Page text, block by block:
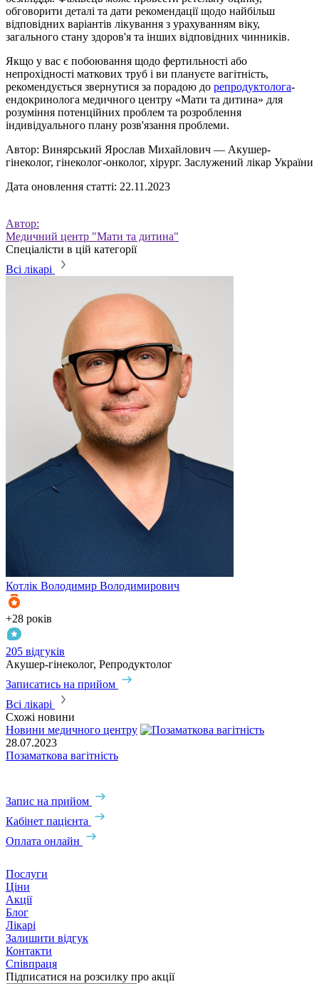
обговорити деталі та дати рекомендації щодо найбільш
відповідних варіантів лікування з урахуванням віку,
загального стану здоров'я та інших відповідних чинників.
Якщо у вас є побоювання щодо фертильності або
непрохідності маткових труб і ви плануєте вагітність,
рекомендується звернутися за порадою до репродуктолога-
ендокринолога медичного центру «Мати та дитина» для
розуміння потенційних проблем та розроблення
індивідуального плану розв'язання проблеми.
Автор: Винярський Ярослав Михайлович — Акушер-
гінеколог, гінеколог-онколог, хірург. Заслужений лікар України
Дата оновлення статті: 22.11.2023
Автор:
Медичний центр "Мати та дитина"
Спеціалісти в цій категорії
Всі лікарі
Котлік Володимир Володимирович
+28 років
205 відгуків
Акушер-гінеколог, Репродуктолог
Записатись на прийом
Всі лікарі
Схожі новини
Новини медичного центру
28.07.2023
Позаматкова вагітність
Запис на прийом
Кабінет пацієнта
Оплата онлайн
Послуги
Ціни
Акції
Блог
Лікарі
Залишити відгук
Контакти
Співпраця
Підписатися на розсилку про акції